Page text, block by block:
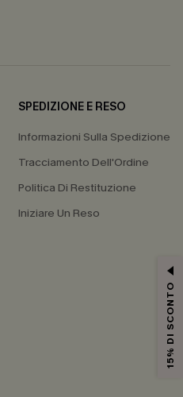
SPEDIZIONE E RESO
Informazioni Sulla Spedizione
Tracciamento Dell'Ordine
Politica Di Restituzione
Iniziare Un Reso
15% DI SCONTO